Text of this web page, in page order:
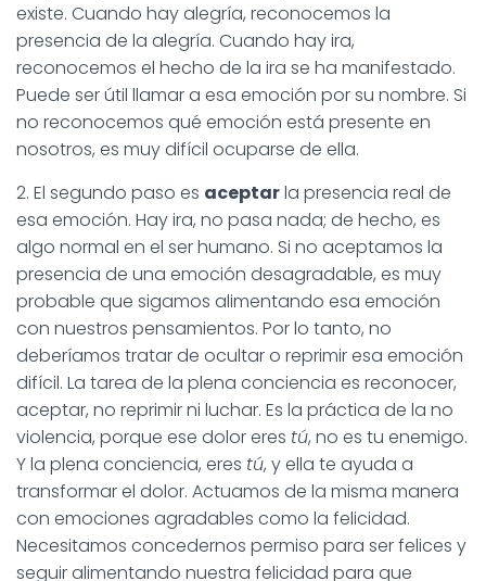
existe. Cuando hay alegría, reconocemos la
presencia de la alegría. Cuando hay ira,
reconocemos el hecho de la ira se ha manifestado.
Puede ser útil llamar a esa emoción por su nombre. Si
no reconocemos qué emoción está presente en
nosotros, es muy difícil ocuparse de ella.
2. El segundo paso es aceptarla presencia real de
esa emoción. Hay ira, no pasa nada; de hecho, es
algo normal en el ser humano. Si no aceptamos la
presencia de una emoción desagradable, es muy
probable que sigamos alimentando esa emoción
con nuestros pensamientos. Por lo tanto, no
deberíamos tratar de ocultar o reprimir esa emoción
difícil. La tarea de la plena conciencia es reconocer,
aceptar, no reprimir ni luchar. Es la práctica de la no
violencia, porque ese dolor eres tú, no es tu enemigo.
Y la plena conciencia, eres tú, y ella te ayuda a
transformar el dolor. Actuamos de la misma manera
con emociones agradables como la felicidad.
Necesitamos concedernos permiso para ser felices y
seguir alimentando nuestra felicidad para que